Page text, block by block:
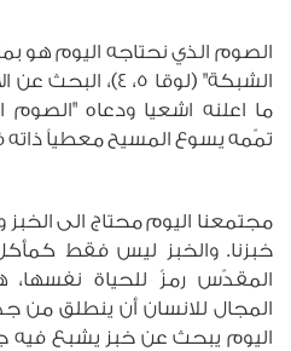
الصوم الذي نحتاجه اليوم هو
الشبكة" (لوقا 5،
ما اعلنه اشعيا ودعاه "الصوم
تمّمه يسوع المسيح معطياً ذاته
مجتمعنا اليوم محتاج الى
خبزنا. والخبز ليس فقط
المقدّس رمزٌ للحياة نفسها،
المجال للانسان أن ينطلق من
اليوم يبحث عن خبز يشبع فيه